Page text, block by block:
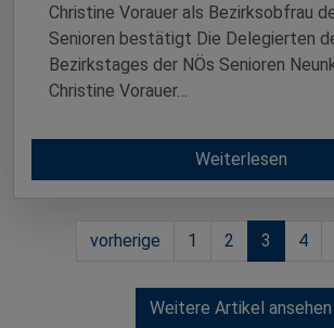
Christine Vorauer als Bezirksobfrau
Senioren bestätigt Die Delegierten
Bezirkstages der NÖs Senioren
Christine Vorauer…
Weiterlesen
vorherige 1 2 3 4
Weitere Artikel ansehen